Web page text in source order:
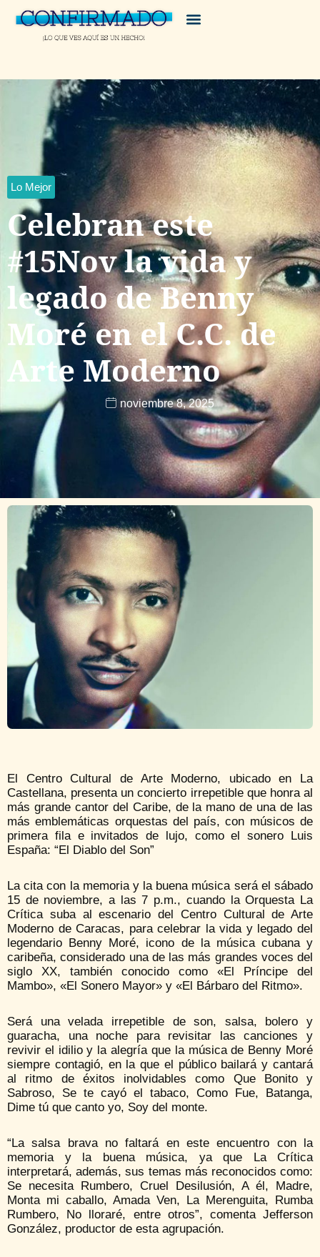
Lo Mejor
Celebran este
#15Nov la vida y
legado de Benny
Moré en el C.C. de
Arte Moderno
noviembre 8, 2025
El Centro Cultural de Arte Moderno, ubicado en La
Castellana, presenta un concierto irrepetible que honra al
más grande cantor del Caribe, de la mano de una de las
más emblemáticas orquestas del país, con músicos de
primera fila e invitados de lujo, como el sonero Luis
España: “El Diablo del Son”
La cita con la memoria y la buena música será el sábado
15 de noviembre, a las 7 p.m., cuando la Orquesta La
Crítica suba al escenario del Centro Cultural de Arte
Moderno de Caracas, para celebrar la vida y legado del
legendario Benny Moré, icono de la música cubana y
caribeña, considerado una de las más grandes voces del
siglo XX, también conocido como «El Príncipe del
Mambo», «El Sonero Mayor» y «El Bárbaro del Ritmo».
Será una velada irrepetible de son, salsa, bolero y
guaracha, una noche para revisitar las canciones y
revivir el idilio y la alegría que la música de Benny Moré
siempre contagió, en la que el público bailará y cantará
al ritmo de éxitos inolvidables como Que Bonito y
Sabroso, Se te cayó el tabaco, Como Fue, Batanga,
Dime tú que canto yo, Soy del monte.
“La salsa brava no faltará en este encuentro con la
memoria y la buena música, ya que La Crítica
interpretará, además, sus temas más reconocidos como:
Se necesita Rumbero, Cruel Desilusión, A él, Madre,
Monta mi caballo, Amada Ven, La Merenguita, Rumba
Rumbero, No lloraré, entre otros”, comenta Jefferson
González, productor de esta agrupación.